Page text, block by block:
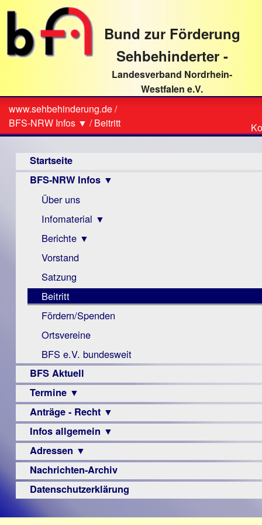
direkt
Textinhalt
Bund zur Förderung
Sehbehinderter -
Landesverband Nordrhein-
Westfalen e.V.
Sie
sind
hier
www.sehbehinderung.de/
BFS-NRW Infos ▼ /Beitritt
Startseite
BFS-NRW Infos ▼
Über uns
Infomaterial ▼
Visus
Zeitschrift
Monokular
Mac
Instagram-
Links
Berichte ▼
Archiv
Berichte
Vorstand
Satzung
Beitritt
Fördern/Spenden
Ortsvereine
BFS e.V. bundesweit
BFS Aktuell
Termine ▼
Veranstaltungsprogramme
Anträge - Recht ▼
Archiv
Urteile
Infos allgemein ▼
Sehbehinderung
Frühförderung
Schule
–
Adressen ▼
Augenoptiker
Berufsbildungswerke
Nachrichten-Archiv
Datenschutzerklärung